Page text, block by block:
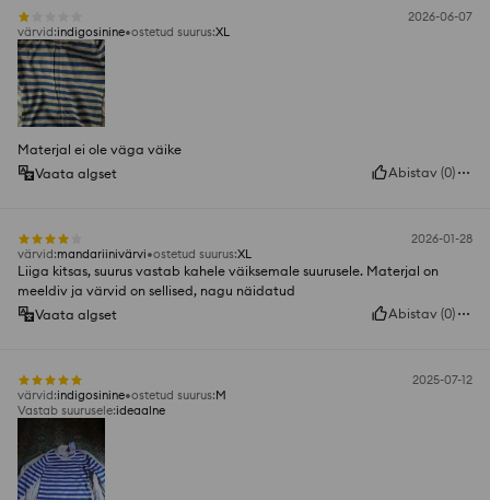
2026-06-07
värvid:indigosinine ostetud suurus:XL
Materjal ei ole väga väike
Vaata algset
Abistav (0)
2026-01-28
värvid:mandariinivärvi ostetud suurus:XL
Liiga kitsas, suurus vastab kahele väiksemale suurusele. Materjal on
meeldiv ja värvid on sellised, nagu näidatud
Vaata algset
Abistav (0)
2025-07-12
värvid:indigosinine ostetud suurus:M
Vastab suurusele:ideaalne